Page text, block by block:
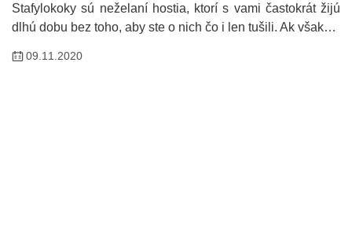
Stafylokoky sú neželaní hostia, ktorí s vami častokrát žijú
dlhú dobu bez toho, aby ste o nich čo i len tušili. Ak však…
09.11.2020